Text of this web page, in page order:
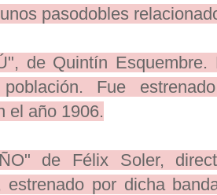
pasodobles
de Quintín
Fue
el año 1906.
de Félix Soler,
estrenado por dicha